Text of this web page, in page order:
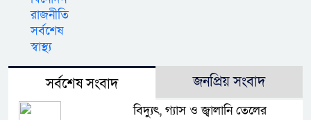
রাজনীতি
সর্বশেষ
স্বাস্থ্য
সর্বশেষ সংবাদ জনপ্রিয় সংবাদ
বিদ্যুৎ, গ্যাস ও জ্বালানি তেলের